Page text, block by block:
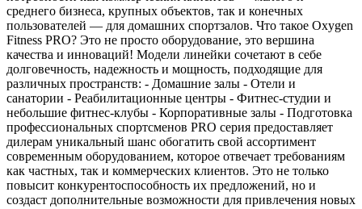
среднего бизнеса, крупных объектов, так и конечных
пользователей — для домашних спортзалов. Что такое Oxygen
Fitness PRO? Это не просто оборудование, это вершина
качества и инноваций! Модели линейки сочетают в себе
долговечность, надежность и мощность, подходящие для
различных пространств: - Домашние залы - Отели и
санатории - Реабилитационные центры - Фитнес-студии и
небольшие фитнес-клубы - Корпоративные залы - Подготовка
профессиональных спортсменов PRO серия предоставляет
дилерам уникальный шанс обогатить свой ассортимент
современным оборудованием, которое отвечает требованиям
как частных, так и коммерческих клиентов. Это не только
повысит конкурентоспособность их предложений, но и
создаст дополнительные возможности для привлечения новых